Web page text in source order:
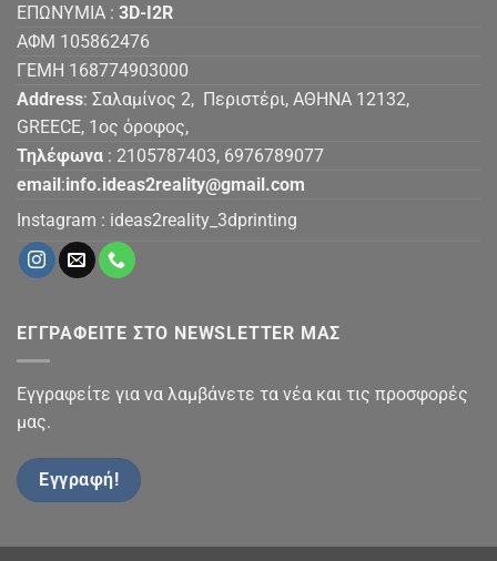
ΕΠΩΝΥΜΙΑ : 3D-I2R
ΑΦΜ 105862476
ΓΕΜΗ 168774903000
Address: Σαλαμίνος 2, Περιστέρι, ΑΘΗΝΑ 12132,
GREECE, 1ος όροφος,
Τηλέφωνα : 2105787403, 6976789077
email:info.ideas2reality@gmail.com
Instagram : ideas2reality_3dprinting
ΕΓΓΡΑΦΕΙΤΕ ΣΤΟ NEWSLETTER ΜΑΣ
Εγγραφείτε για να λαμβάνετε τα νέα και τις προσφορές
μας.
Εγγραφή!